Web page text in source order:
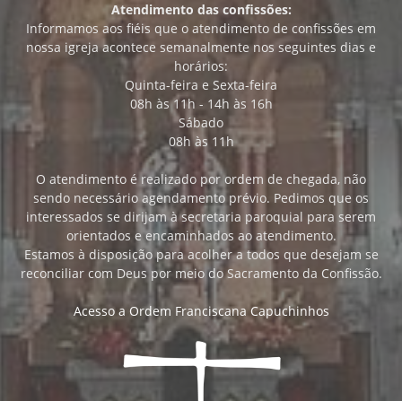
Atendimento das confissões:
Informamos aos fiéis que o atendimento de confissões em
nossa igreja acontece semanalmente nos seguintes dias e
horários:
Quinta-feira e Sexta-feira
08h às 11h - 14h às 16h
Sábado
08h às 11h
O atendimento é realizado por ordem de chegada, não
sendo necessário agendamento prévio. Pedimos que os
interessados se dirijam à secretaria paroquial para serem
orientados e encaminhados ao atendimento.
Estamos à disposição para acolher a todos que desejam se
reconciliar com Deus por meio do Sacramento da Confissão.
Acesso a Ordem Franciscana Capuchinhos